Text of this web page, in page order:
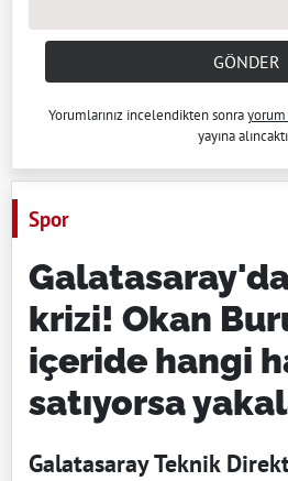
GÖNDER
Yorumlarınız incelendikten sonrayorum
yayına
Spor
krizi! Okan
içeride hangi
satıyorsa
Galatasaray Teknik